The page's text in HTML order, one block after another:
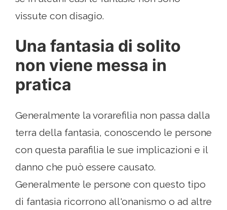
vissute con disagio.
Una fantasia di solito
non viene messa in
pratica
Generalmente la vorarefilia non passa dalla
terra della fantasia, conoscendo le persone
con questa parafilia le sue implicazioni e il
danno che può essere causato.
Generalmente le persone con questo tipo
di fantasia ricorrono all'onanismo o ad altre